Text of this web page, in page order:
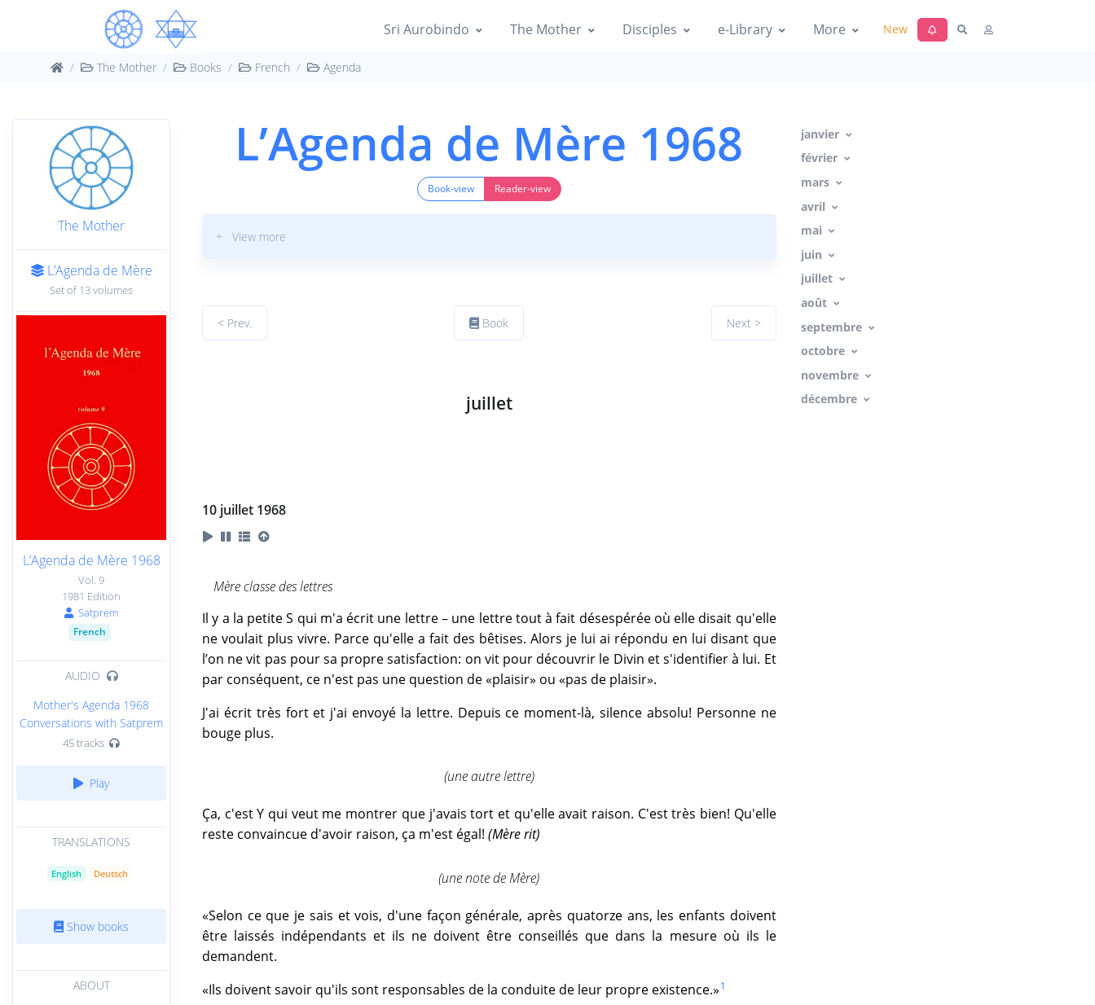
Sri Aurobindo The Mother Disciples e-Library More New
The Mother Books French Agenda
The Mother
L’Agenda de Mère
Set of 13 volumes
L’Agenda de Mère 1968
Vol. 9
1981 Edition
Satprem
French
AUDIO
Mother's Agenda 1968
Conversations with Satprem
45 tracks
Play
TRANSLATIONS
English Deutsch
Show books
ABOUT
janvier
février
mars
avril
mai
juin
juillet
août
septembre
octobre
novembre
décembre
L’Agenda de Mère 1968
Book-view Reader-view
+ View more
< Prev. Book Next >
juillet
10 juillet 1968
Mère classe des lettres
Il y a la petite S qui m'a écrit une lettre – une lettre tout à fait désespérée où elle disait qu'elle
ne voulait plus vivre. Parce qu'elle a fait des bêtises. Alors je lui ai répondu en lui disant que
l’on ne vit pas pour sa propre satisfaction: on vit pour découvrir le Divin et s'identifier à lui. Et
par conséquent, ce n'est pas une question de «plaisir» ou «pas de plaisir».
J'ai écrit très fort et j'ai envoyé la lettre. Depuis ce moment-là, silence absolu! Personne ne
bouge plus.
(une autre lettre)
Ça, c'est Y qui veut me montrer que j'avais tort et qu'elle avait raison. C'est très bien! Qu'elle
reste convaincue d'avoir raison, ça m'est égal!(Mère rit)
(une note de Mère)
«Selon ce que je sais et vois, d'une façon générale, après quatorze ans, les enfants doivent
être laissés indépendants et ils ne doivent être conseillés que dans la mesure où ils le
demandent.
«Ils doivent savoir qu'ils sont responsables de la conduite de leur propre existence.»1